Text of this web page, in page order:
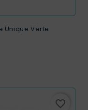
Unique Verte
favorite_border